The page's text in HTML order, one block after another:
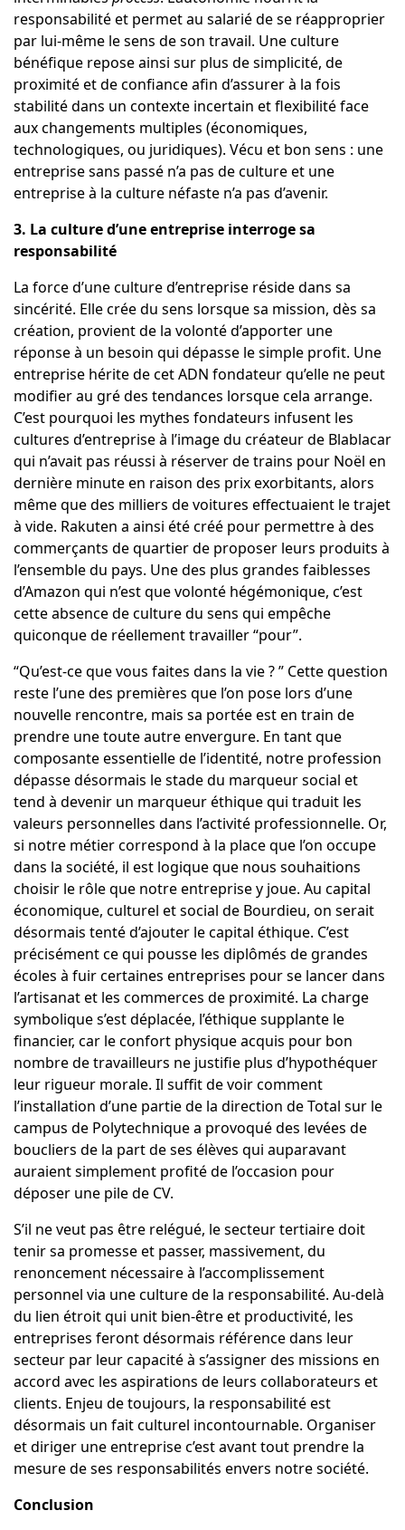
responsabilité et permet au salarié de se réapproprier
par lui-même le sens de son travail. Une culture
bénéfique repose ainsi sur plus de simplicité, de
proximité et de confiance afin d’assurer à la fois
stabilité dans un contexte incertain et flexibilité face
aux changements multiples (économiques,
technologiques, ou juridiques). Vécu et bon sens : une
entreprise sans passé n’a pas de culture et une
entreprise à la culture néfaste n’a pas d’avenir.
3. La culture d’une entreprise interroge sa
responsabilité
La force d’une culture d’entreprise réside dans sa
sincérité. Elle crée du sens lorsque sa mission, dès sa
création, provient de la volonté d’apporter une
réponse à un besoin qui dépasse le simple profit. Une
entreprise hérite de cet ADN fondateur qu’elle ne peut
modifier au gré des tendances lorsque cela arrange.
C’est pourquoi les mythes fondateurs infusent les
cultures d’entreprise à l’image du créateur de Blablacar
qui n’avait pas réussi à réserver de trains pour Noël en
dernière minute en raison des prix exorbitants, alors
même que des milliers de voitures effectuaient le trajet
à vide. Rakuten a ainsi été créé pour permettre à des
commerçants de quartier de proposer leurs produits à
l’ensemble du pays. Une des plus grandes faiblesses
d’Amazon qui n’est que volonté hégémonique, c’est
cette absence de culture du sens qui empêche
quiconque de réellement travailler “pour”.
“Qu’est-ce que vous faites dans la vie ? ” Cette question
reste l’une des premières que l’on pose lors d’une
nouvelle rencontre, mais sa portée est en train de
prendre une toute autre envergure. En tant que
composante essentielle de l’identité, notre profession
dépasse désormais le stade du marqueur social et
tend à devenir un marqueur éthique qui traduit les
valeurs personnelles dans l’activité professionnelle. Or,
si notre métier correspond à la place que l’on occupe
dans la société, il est logique que nous souhaitions
choisir le rôle que notre entreprise y joue. Au capital
économique, culturel et social de Bourdieu, on serait
désormais tenté d’ajouter le capital éthique. C’est
précisément ce qui pousse les diplômés de grandes
écoles à fuir certaines entreprises pour se lancer dans
l’artisanat et les commerces de proximité. La charge
symbolique s’est déplacée, l’éthique supplante le
financier, car le confort physique acquis pour bon
nombre de travailleurs ne justifie plus d’hypothéquer
leur rigueur morale. Il suffit de voir comment
l’installation d’une partie de la direction de Total sur le
campus de Polytechnique a provoqué des levées de
boucliers de la part de ses élèves qui auparavant
auraient simplement profité de l’occasion pour
déposer une pile de CV.
S’il ne veut pas être relégué, le secteur tertiaire doit
tenir sa promesse et passer, massivement, du
renoncement nécessaire à l’accomplissement
personnel via une culture de la responsabilité. Au-delà
du lien étroit qui unit bien-être et productivité, les
entreprises feront désormais référence dans leur
secteur par leur capacité à s’assigner des missions en
accord avec les aspirations de leurs collaborateurs et
clients. Enjeu de toujours, la responsabilité est
désormais un fait culturel incontournable. Organiser
et diriger une entreprise c’est avant tout prendre la
mesure de ses responsabilités envers notre société.
Conclusion